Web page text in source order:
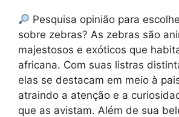
Pesquisa opinião para
sobre zebras? As zebras são
majestosos e exóticos que
africana. Com suas listras
elas se destacam em meio à
atraindo a atenção e a
que as avistam. Além de sua